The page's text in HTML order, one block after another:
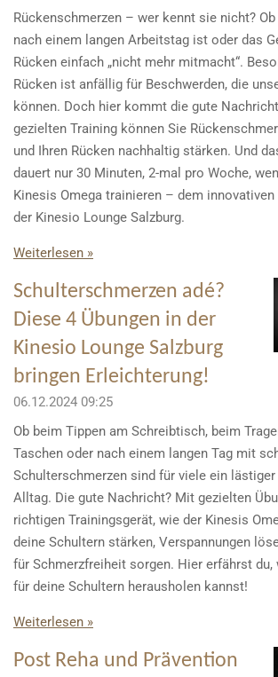
Rückenschmerzen – wer kennt sie nicht?
nach einem langen Arbeitstag ist oder das
Rücken einfach „nicht mehr mitmacht“.
Rücken ist anfällig für Beschwerden, die
können. Doch hier kommt die gute
gezielten Training können Sie
und Ihren Rücken nachhaltig stärken. Und
dauert nur 30 Minuten, 2-mal pro Woche,
Kinesis Omega trainieren – dem
der Kinesio Lounge Salzburg.
Weiterlesen »
Schulterschmerzen adé?
Diese 4 Übungen in der
Kinesio Lounge Salzburg
bringen Erleichterung!
06.12.2024 09:25
Ob beim Tippen am Schreibtisch, beim
Taschen oder nach einem langen Tag mit
Schulterschmerzen sind für viele ein
Alltag. Die gute Nachricht? Mit gezielten
richtigen Trainingsgerät, wie der Kinesis
deine Schultern stärken, Verspannungen
für Schmerzfreiheit sorgen. Hier erfährst du,
für deine Schultern herausholen kannst!
Weiterlesen »
Post Reha und Prävention